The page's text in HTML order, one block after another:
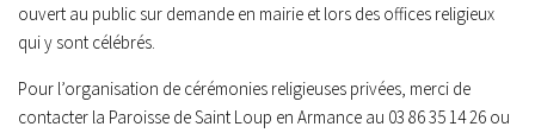
ouvert au public sur demande en mairie et lors des offices religieux
qui y sont célébrés.
Pour l’organisation de cérémonies religieuses privées, merci de
contacter la Paroisse de Saint Loup en Armance au 03 86 35 14 26 ou